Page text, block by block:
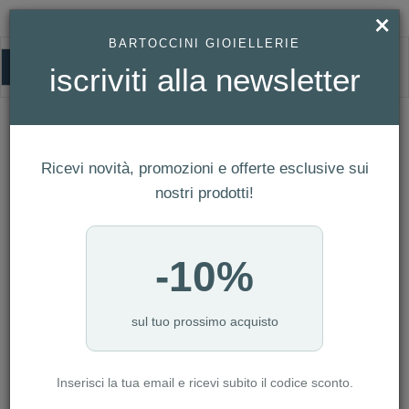
FACCO
CATEGORIA: ANELLI
CATEGORIA: BRACCIALI
CATEGORIA: CIONDOLI
CATEGORIA: COLLANE
CATEGORIA: ORECCHINI
CATEGORIA: COLLANE CON DIAMANTI
×
BARTOCCINI GIOIELLERIE
iscriviti alla newsletter
Ricevi novità, promozioni e offerte esclusive sui
nostri prodotti!
-10%
sul tuo prossimo acquisto
Inserisci la tua email e ricevi subito il codice sconto.